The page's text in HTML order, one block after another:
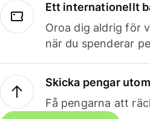
Ett internationellt
Oroa dig aldrig för
när du spenderar
Skicka pengar
Få pengarna att